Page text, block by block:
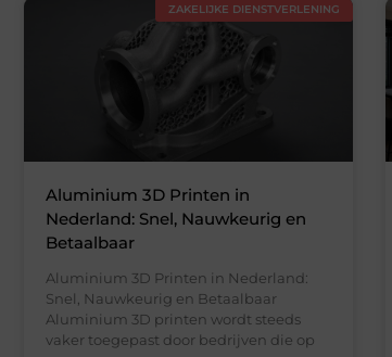
ZAKELIJKE DIENSTVERLENING
Aluminium 3D Printen in
Nederland: Snel, Nauwkeurig en
Betaalbaar
Aluminium 3D Printen in Nederland:
Snel, Nauwkeurig en Betaalbaar
Aluminium 3D printen wordt steeds
vaker toegepast door bedrijven die op